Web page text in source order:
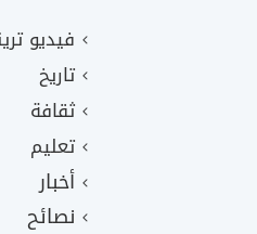
فيديو
تاريخ
ثقافة
تعليم
أخبار
نصائح